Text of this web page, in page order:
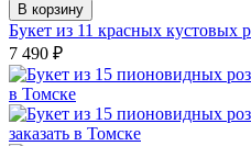
В корзину
Букет из 11 красных кустовых
7 490 ₽